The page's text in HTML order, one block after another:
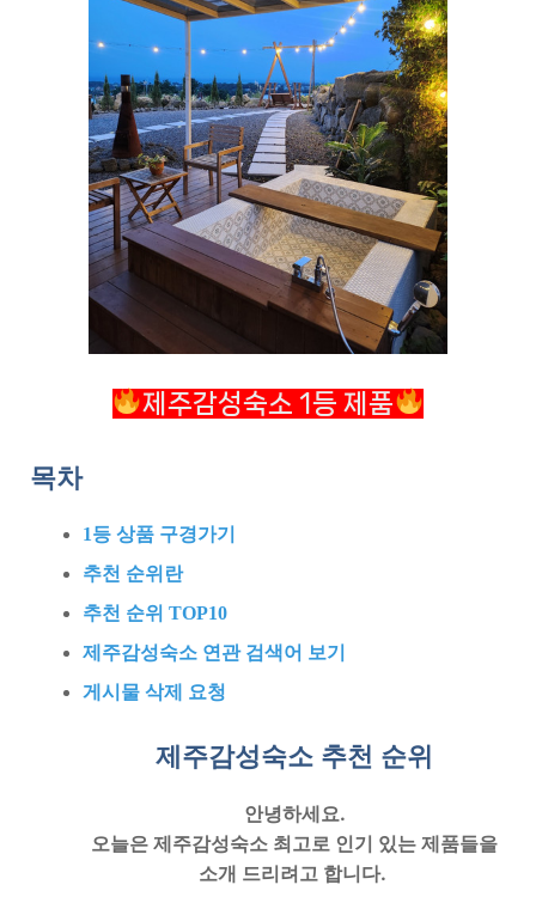
제주감성숙소 1등 제품
목차
1등 상품 구경가기
추천 순위란
추천 순위 TOP10
제주감성숙소 연관 검색어 보기
게시물 삭제 요청
제주감성숙소 추천 순위
안녕하세요.
오늘은 제주감성숙소 최고로 인기 있는 제품들을
소개 드리려고 합니다.